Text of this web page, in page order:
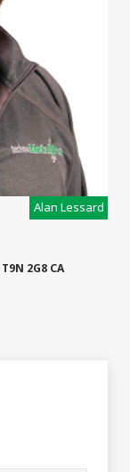
Alan Lessard
T9N 2G8 CA